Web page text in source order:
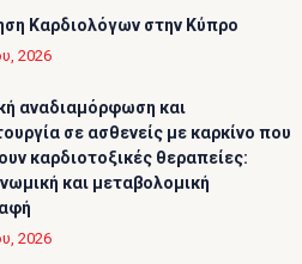
Καρδιολόγων στην Κύπρο
2026
αναδιαμόρφωση και
σε ασθενείς με καρκίνο που
καρδιοτοξικές θεραπείες:
και μεταβολομική
2026